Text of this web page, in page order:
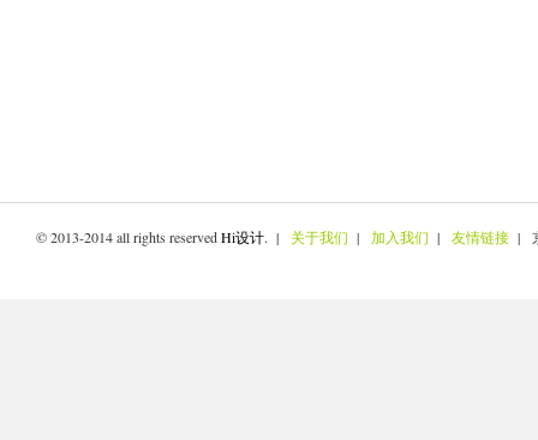
© 2013-2014 all rights reservedHi设计. | 关于我们 | 加入我们 | 友情链接 |